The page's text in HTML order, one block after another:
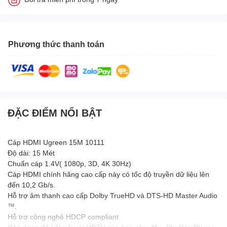
Phương thức thanh toán
ĐẶC ĐIỂM NỔI BẬT
Cáp HDMI Ugreen 15M 10111
Độ dài: 15 Mét
Chuẩn cáp 1.4V( 1080p, 3D, 4K 30Hz)
Cáp HDMI chính hãng cao cấp này có tốc độ truyền dữ liệu lên
đến 10,2 Gb/s.
Hỗ trợ âm thanh cao cấp Dolby TrueHD và DTS-HD Master Audio
™.
Hỗ trợ công nghệ HDCP compliant